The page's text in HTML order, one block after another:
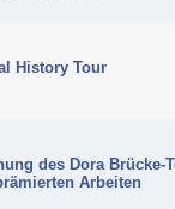
History Tour
des Dora Brücke-
Arbeiten